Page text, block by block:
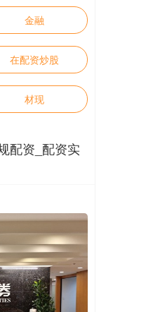
金融
在配资炒股
材现
配资_配资实